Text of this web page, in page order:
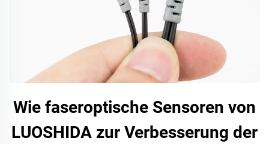
Wie faseroptische Sensoren von
LUOSHIDA zur Verbesserung der